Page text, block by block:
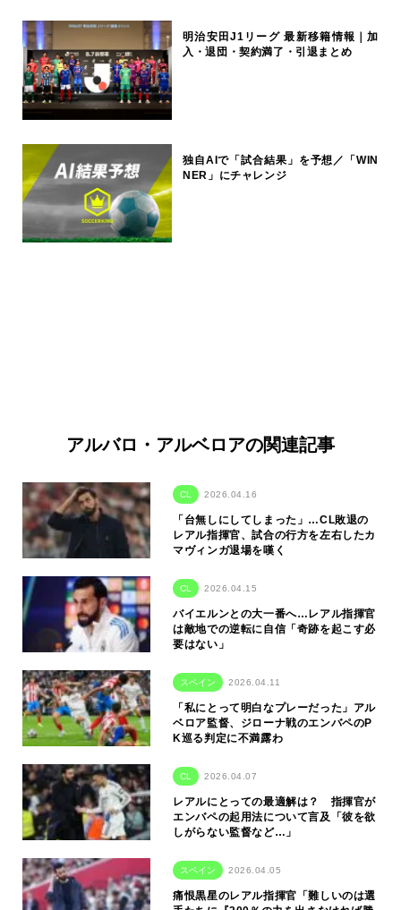
明治安田J1リーグ 最新移籍情報｜加
入・退団・契約満了・引退まとめ
独自AIで「試合結果」を予想／「WIN
NER」にチャレンジ
アルバロ・アルベロアの関連記事
CL 2026.04.16
「台無しにしてしまった」…CL敗退の
レアル指揮官、試合の行方を左右したカ
マヴィンガ退場を嘆く
CL 2026.04.15
バイエルンとの大一番へ…レアル指揮官
は敵地での逆転に自信「奇跡を起こす必
要はない」
スペイン 2026.04.11
「私にとって明白なプレーだった」アル
ベロア監督、ジローナ戦のエンバペのP
K巡る判定に不満露わ
CL 2026.04.07
レアルにとっての最適解は？ 指揮官が
エンバペの起用法について言及「彼を欲
しがらない監督など…」
スペイン 2026.04.05
痛恨黒星のレアル指揮官「難しいのは選